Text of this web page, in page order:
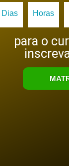
Dias Horas
para o